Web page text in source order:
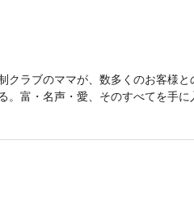
クラブのママが、数多くのお客様と
富・名声・愛、そのすべてを手に
、具体的な75の法則を紹介。男性